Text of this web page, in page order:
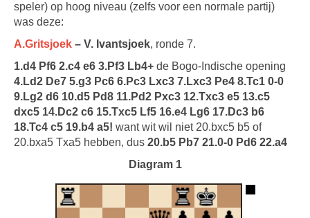
speler) op hoog niveau (zelfs voor een normale partij)
was deze:
A.Gritsjoek – V. Ivantsjoek, ronde 7.
1.d4 Pf6 2.c4 e6 3.Pf3 Lb4+ de Bogo-Indische opening
4.Ld2 De7 5.g3 Pc6 6.Pc3 Lxc3 7.Lxc3 Pe4 8.Tc1 0-0
9.Lg2 d6 10.d5 Pd8 11.Pd2 Pxc3 12.Txc3 e5 13.c5
dxc5 14.Dc2 c6 15.Txc5 Lf5 16.e4 Lg6 17.Dc3 b6
18.Tc4 c5 19.b4 a5! want wit wil niet 20.bxc5 b5 of
20.bxa5 Txa5 hebben, dus 20.b5 Pb7 21.0-0 Pd6 22.a4
Diagram 1